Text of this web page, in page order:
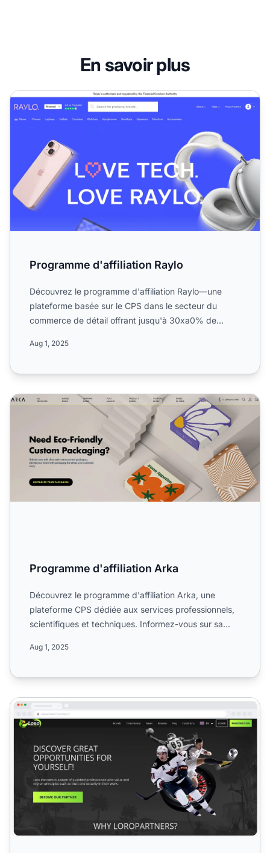
En savoir plus
Programme d'affiliation Raylo
Programme d'affiliation Raylo
Découvrez le programme d'affiliation Raylo—une
plateforme basée sur le CPS dans le secteur du
commerce de détail offrant jusqu'à 30xa0% de
Aug 1, 2025
Programme d'affiliation Arka
Programme d'affiliation Arka
Découvrez le programme d'affiliation Arka, une
plateforme CPS dédiée aux services professionnels,
scientifiques et techniques. Informez-vous sur sa
Aug 1, 2025
Programme d'affiliation Loro Partners